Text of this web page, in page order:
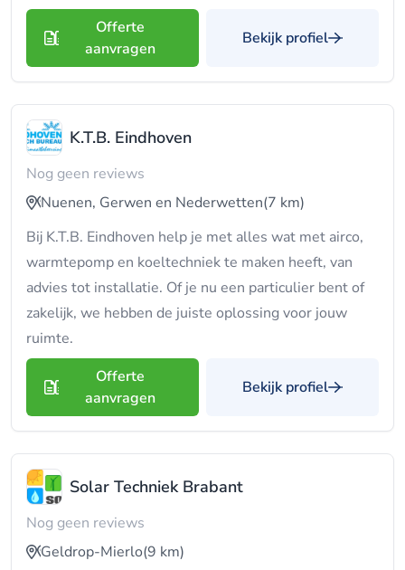
Offerte
aanvragen
Bekijk profiel
K.T.B. Eindhoven
Nog geen reviews
Nuenen, Gerwen en Nederwetten(7 km)
Bij K.T.B. Eindhoven help je met alles wat met airco,
warmtepomp en koeltechniek te maken heeft, van
advies tot installatie. Of je nu een particulier bent of
zakelijk, we hebben de juiste oplossing voor jouw
ruimte.
Offerte
aanvragen
Bekijk profiel
Solar Techniek Brabant
Nog geen reviews
Geldrop-Mierlo(9 km)